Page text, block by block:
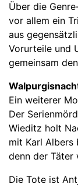
Über die
vor allem ein
aus
Vorurteile und
gemeinsam
Ein weiterer
Der
Wieditz holt
mit Karl Albers
denn der Täter
Die Tote ist